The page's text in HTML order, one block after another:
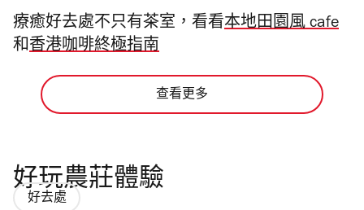
療癒好去處不只有茶室，看看本地田園風 cafe
和香港咖啡終極指南
查看更多
好玩農莊體驗
好去處